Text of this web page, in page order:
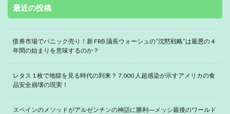
最近の投稿
債券市場でパニック売り！新 FRB 議長ウォーシュの“沈黙戦略”は最悪の 4
年間の始まりを意味するのか？
レタス 1 枚で地獄を見る時代の到来？ 7,000 人超感染が示すアメリカの食
品安全崩壊の現実！
スペインのメソッドがアルゼンチンの神話に勝利―メッシ最後のワールド